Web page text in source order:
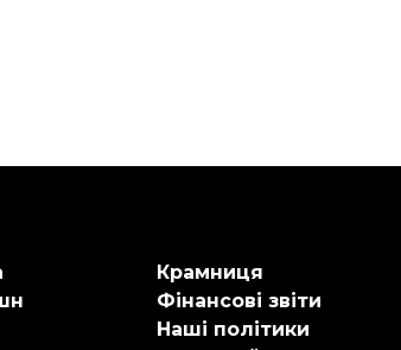
Крамниця
Фінансові звіти
Наші політики